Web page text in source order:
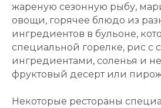
жареную сезонную рыбу,
овощи, горячее блюдо из
ингредиентов в бульоне,
специальной горелке, рис с
ингредиентами, соленья и
фруктовый десерт или
Некоторые рестораны